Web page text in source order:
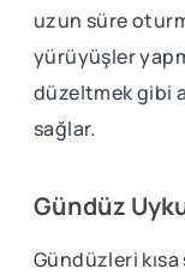
uzun süre
yürüyüşler
düzeltmek gibi
sağlar.
Gündüz
Gündüzleri